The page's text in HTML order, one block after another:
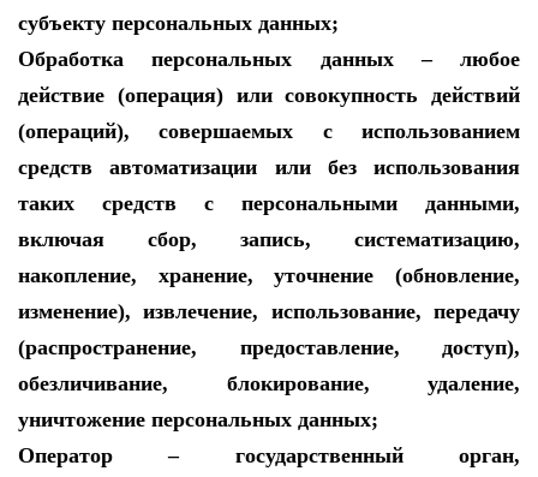
субъекту персональных данных;
Обработка персональных данных – любое
действие (операция) или совокупность действий
(операций), совершаемых с использованием
средств автоматизации или без использования
таких средств с персональными данными,
включая сбор, запись, систематизацию,
накопление, хранение, уточнение (обновление,
изменение), извлечение, использование, передачу
(распространение, предоставление, доступ),
обезличивание, блокирование, удаление,
уничтожение персональных данных;
Оператор – государственный орган,